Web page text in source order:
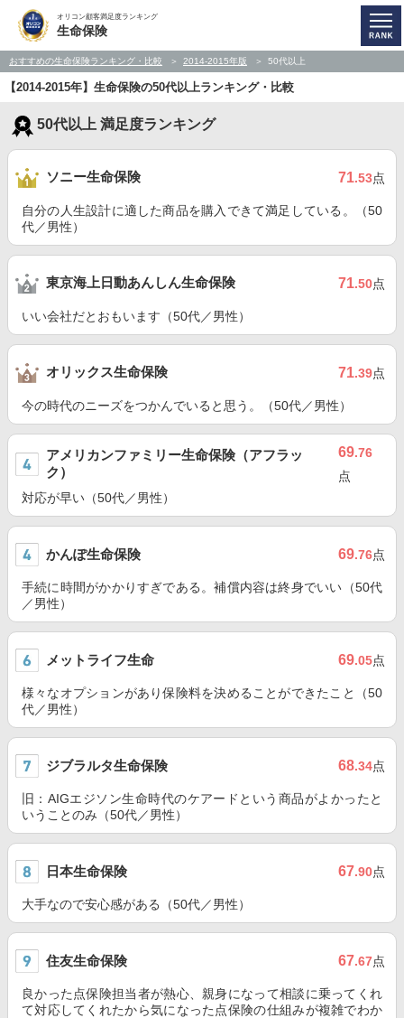
オリコン顧客満足度ランキング
生命保険
おすすめの生命保険ランキング・比較 2014-2015年版 50代以上
【2014-2015年】生命保険の50代以上ランキング・比較
50代以上 満足度ランキング
ソニー生命保険 71.53点
自分の人生設計に適した商品を購入できて満足している。（50
代／男性）
東京海上日動あんしん生命保険 71.50点
いい会社だとおもいます（50代／男性）
オリックス生命保険 71.39点
今の時代のニーズをつかんでいると思う。（50代／男性）
アメリカンファミリー生命保険（アフラッ
ク）
69.76
点
対応が早い（50代／男性）
かんぽ生命保険 69.76点
手続に時間がかかりすぎである。補償内容は終身でいい（50代
／男性）
メットライフ生命 69.05点
様々なオプションがあり保険料を決めることができたこと（50
代／男性）
ジブラルタ生命保険 68.34点
旧：AIGエジソン生命時代のケアードという商品がよかったと
いうことのみ（50代／男性）
日本生命保険 67.90点
大手なので安心感がある（50代／男性）
住友生命保険 67.67点
良かった点保険担当者が熱心、親身になって相談に乗ってくれ
て対応してくれたから気になった点保険の仕組みが複雑でわか